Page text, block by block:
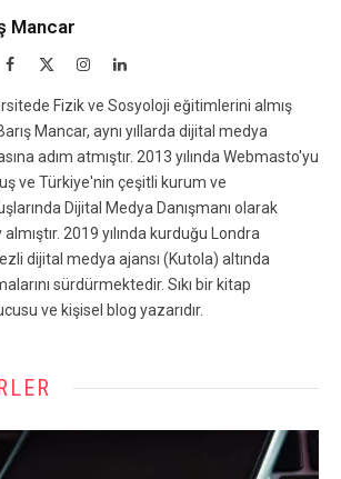
Mancar
Facebook InstagramLinkedIn
Fizik ve Sosyoloji eğitimlerini almış
Mancar, aynı yıllarda dijital medya
adım atmıştır. 2013 yılında Webmasto'yu
ve Türkiye'nin çeşitli kurum ve
Dijital Medya Danışmanı olarak
2019 yılında kurduğu Londra
dijital medya ajansı (Kutola) altında
sürdürmektedir. Sıkı bir kitap
ve kişisel blog yazarıdır.